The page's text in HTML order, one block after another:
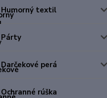
Humorný textil
Párty
Darčekové perá
Ochranné rúška